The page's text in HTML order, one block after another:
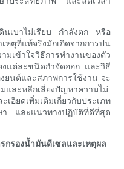
นเบาไม่เรียบ กำลังตก หรือ
ที่แท้จริงมักเกิดจากการปน
เข้าใจวิธีการทำงานของตัว
แต่ละชนิดกำจัดออก และวิธี
งยนต์และสภาพการใช้งาน จะ
และหลีกเลี่ยงปัญหาความไม่
อียดเพิ่มเติมเกี่ยวกับประเภท
และแนวทางปฏิบัติที่ดีที่สุด
กรองน้ำมันดีเซลและเหตุผล